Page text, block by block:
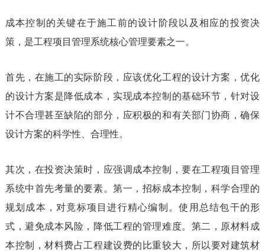
成本控制的关键在于施工前的设计阶段以及相应的投资决
策，是工程项目管理系统核心管理要素之一。
首先，在施工的实际阶段，应该优化工程的设计方案，优化
的设计方案是降低成本，实现成本控制的基础环节，针对设
计不合理甚至缺陷的部分，应积极的和有关部门协商，确保
设计方案的科学性、合理性。
其次，在投资决策时，应强调成本控制，要在工程项目管理
系统中首先考量的要素。第一，招标成本控制，科学合理的
规划成本，对竟标项目进行精心编制。使用总结包干的形
式，避免成本风险，降低工程的管理难度。第二，原材料成
本控制，材料费占工程建设费的比重较大，所以要对建筑材